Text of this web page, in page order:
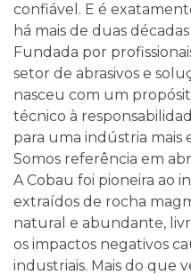
confiável. E é
há mais de duas
Fundada por
setor de abrasivos e
nasceu com um
técnico à
para uma indústria mais
Somos referência em
A Cobau foi pioneira ao
extraídos de rocha
natural e abundante,
os impactos negativos
industriais. Mais do que